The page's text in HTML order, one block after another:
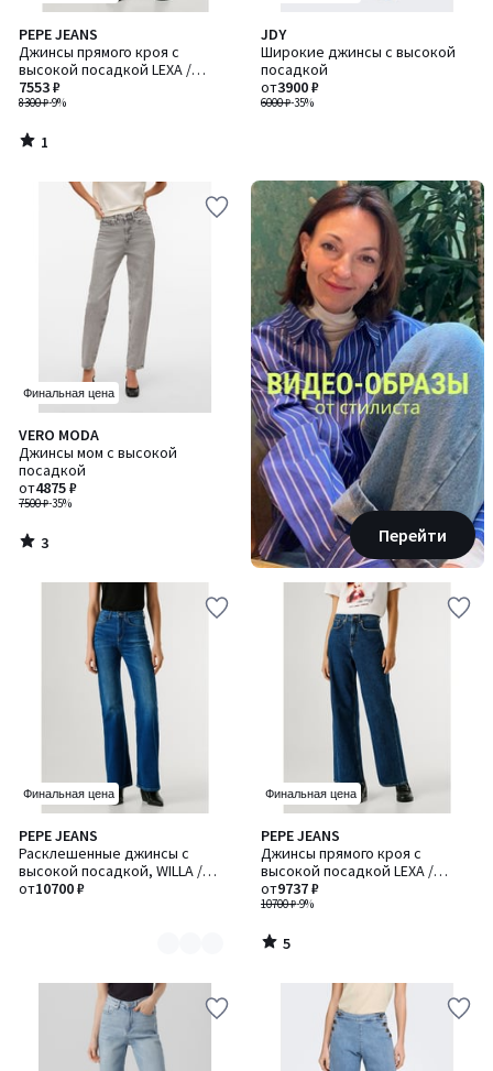
PEPE JEANS
Джинсы прямого кроя с
высокой посадкой LEXA /
ЛЕКСА
8300 ₽-9%
7553 ₽
1
/
5
1
/
JDY
Широкие джинсы с высокой
посадкой
6000 ₽-35%
от3900 ₽
Финальная цена
VERO MODA
Джинсы мом с высокой
посадкой
7500 ₽-35%
от4875 ₽
3
/
5
3
/
Перейти
-
Финальная цена
PEPE JEANS
Расклешенные джинсы с
высокой посадкой, WILLA /
УИЛЛА
от10700 ₽
Количество
цветов:
2
Финальная цена
PEPE JEANS
Джинсы прямого кроя с
высокой посадкой LEXA /
ЛЕКСА
10700 ₽-9%
от9737 ₽
5
/
5
5
/